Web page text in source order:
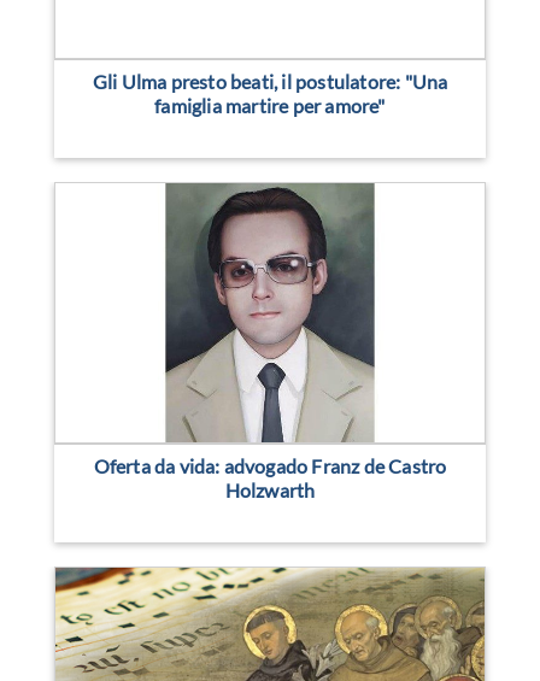
Gli Ulma presto beati, il postulatore: "Una
famiglia martire per amore"
Oferta da vida: advogado Franz de Castro
Holzwarth